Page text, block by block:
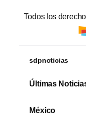
Todos los
sdpnoticias
Últimas
México